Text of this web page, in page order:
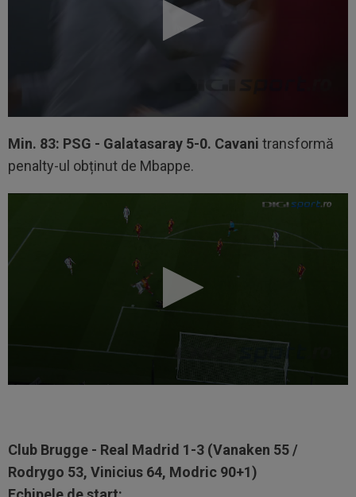
Min. 83: PSG - Galatasaray 5-0. Cavani transformă
penalty-ul obținut de Mbappe.
Club Brugge - Real Madrid 1-3 (Vanaken 55 /
Rodrygo 53, Vinicius 64, Modric 90+1)